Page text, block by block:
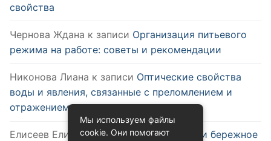
свойства
Чернова Ждана к записи Организация питьевого
режима на работе: советы и рекомендации
Никонова Лиана к записи Оптические свойства
воды и явления, связанные с преломлением и
отражением
Елисеев Елизарк записиЭффективное и бережное
Мы используем файлы
cookie. Они помогают